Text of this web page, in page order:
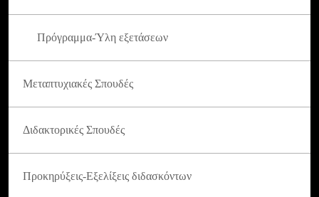
Πρόγραμμα-Ύλη εξετάσεων
Μεταπτυχιακές Σπουδές
Διδακτορικές Σπουδές
Προκηρύξεις-Εξελίξεις διδασκόντων